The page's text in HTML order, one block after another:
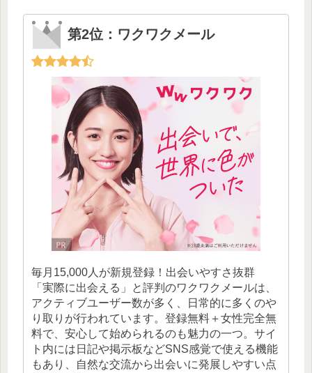
第2位：ワクワクメール
毎月15,000人が新規登録！出会いやすさ抜群
「実際に出会える」と評判のワクワクメールは、
アクティブユーザー数が多く、日常的に多くのや
り取りが行われています。登録無料＋女性完全無
料で、安心して始められるのも魅力の一つ。サイ
ト内には日記や掲示板などSNS感覚で使える機能
もあり、自然な交流から出会いに発展しやすい点